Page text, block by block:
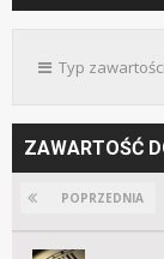
Typ zawartości
ZAWARTOŚĆ
POPRZEDNIA